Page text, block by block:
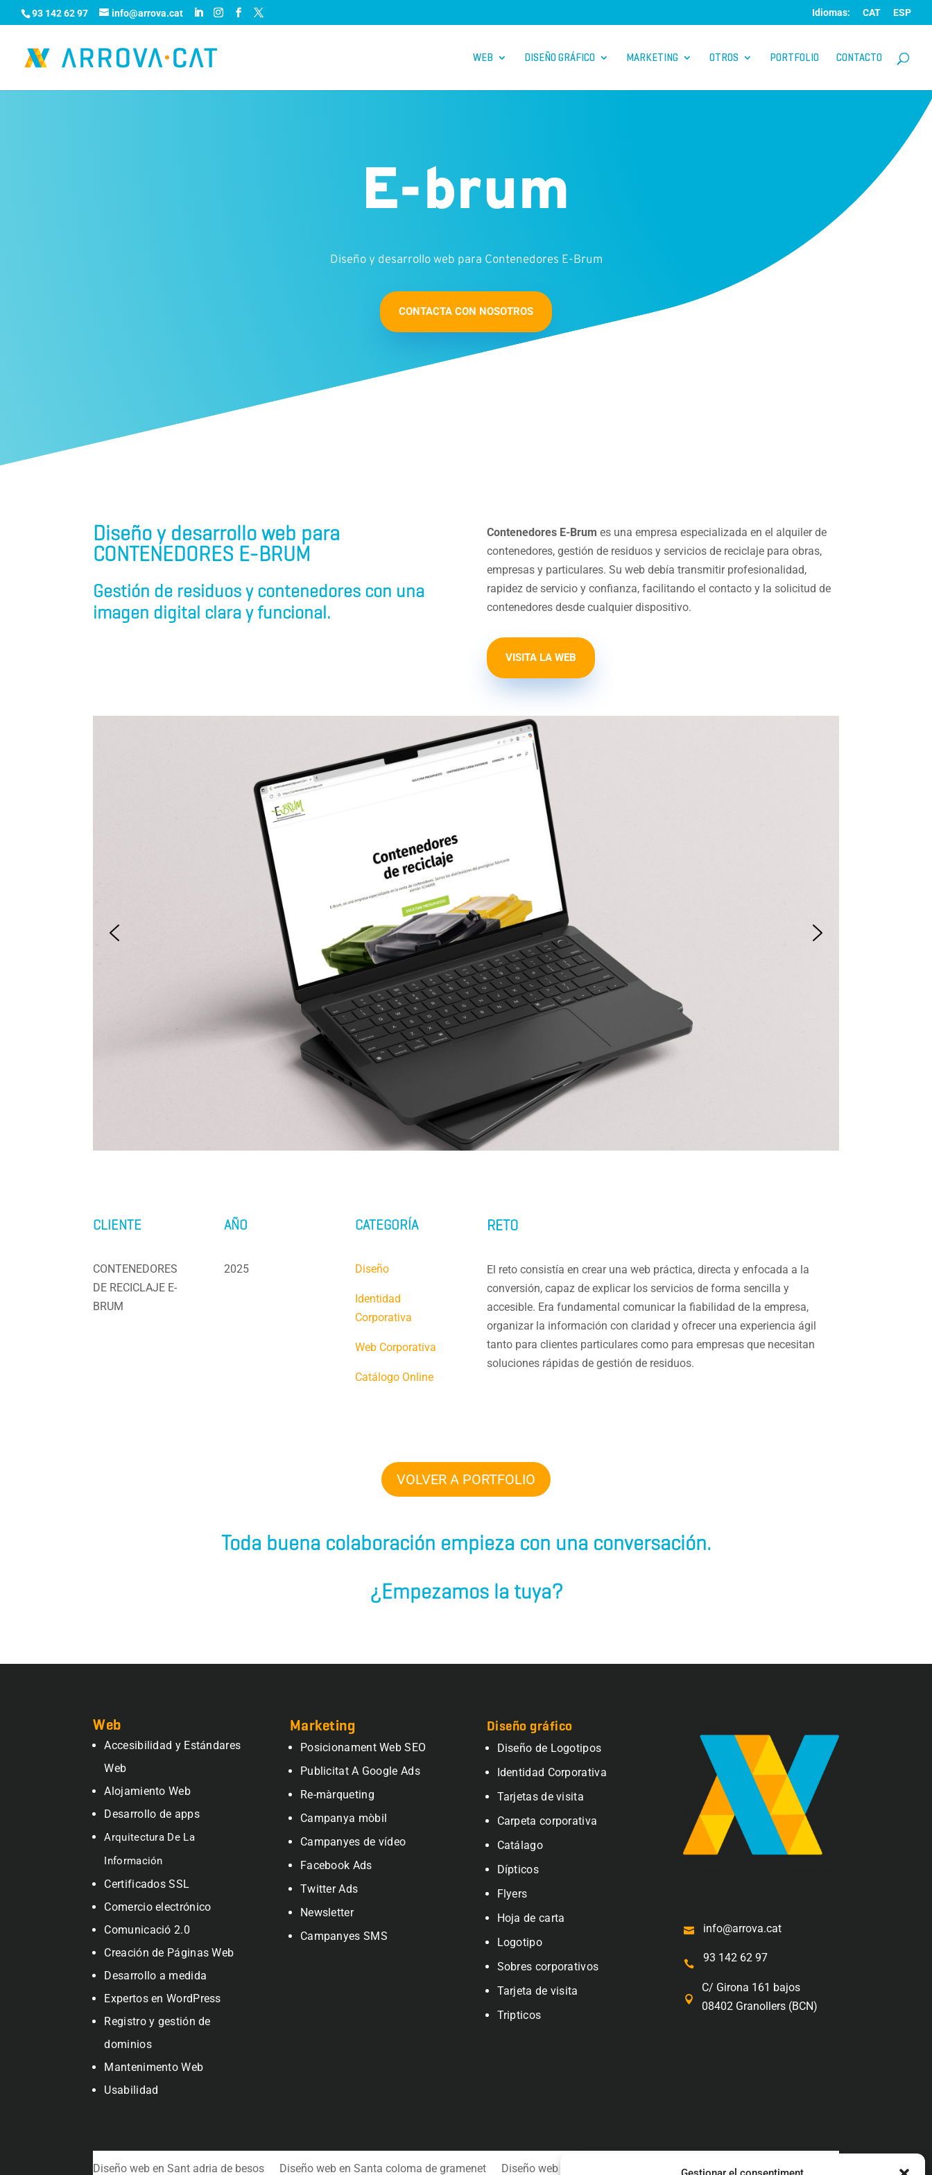
93 142 62 97 info@arrova.cat Idiomas: CAT ESP
WEB DISEÑO GRÁFICO MARKETING OTROS PORTFOLIO CONTACTO
E-brum
Diseño y desarrollo web para Contenedores E-Brum
CONTACTA CON NOSOTROS
Diseño y desarrollo web para
CONTENEDORES E-BRUM
Gestión de residuos y contenedores con una
imagen digital clara y funcional.
Contenedores E-Brum es una empresa especializada en el alquiler de
contenedores, gestión de residuos y servicios de reciclaje para obras,
empresas y particulares. Su web debía transmitir profesionalidad,
rapidez de servicio y confianza, facilitando el contacto y la solicitud de
contenedores desde cualquier dispositivo.
VISITA LA WEB
CLIENTE
CONTENEDORES
DE RECICLAJE E-
BRUM
AÑO
2025
CATEGORÍA
Diseño
Identidad
Corporativa
Web Corporativa
Catálogo Online
RETO
El reto consistía en crear una web práctica, directa y enfocada a la
conversión, capaz de explicar los servicios de forma sencilla y
accesible. Era fundamental comunicar la fiabilidad de la empresa,
organizar la información con claridad y ofrecer una experiencia ágil
tanto para clientes particulares como para empresas que necesitan
soluciones rápidas de gestión de residuos.
VOLVER A PORTFOLIO
Toda buena colaboración empieza con una conversación.
¿Empezamos la tuya?
Web
Accesibilidad y Estándares
Web
Alojamiento Web
Desarrollo de apps
Arquitectura De La
Información
Certificados SSL
Comercio electrónico
Comunicació 2.0
Creación de Páginas Web
Desarrollo a medida
Expertos en WordPress
Registro y gestión de
dominios
Mantenimento Web
Usabilidad
Marketing
Posicionament Web SEO
Publicitat A Google Ads
Re-màrqueting
Campanya mòbil
Campanyes de vídeo
Facebook Ads
Twitter Ads
Newsletter
Campanyes SMS
Diseño gráfico
Diseño de Logotipos
Identidad Corporativa
Tarjetas de visita
Carpeta corporativa
Catálago
Dípticos
Flyers
Hoja de carta
Logotipo
Sobres corporativos
Tarjeta de visita
Tripticos
info@arrova.cat

93 142 62 97

C/ Girona 161 bajos
08402 Granollers (BCN)

Diseño web en Sant adria de besos Diseño web en Santa coloma de gramenet Diseño web en Badalona Diseño web en Hospitalet